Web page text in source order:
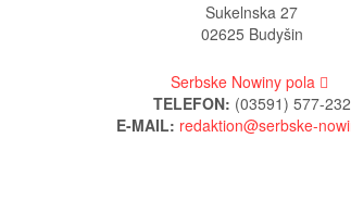
Sukelnska 27
02625 Budyšin
Serbske Nowiny pola
TELEFON: (03591) 577-232
E-MAIL: